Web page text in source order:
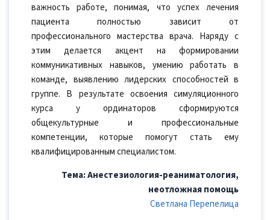
важность работе, понимая, что успех лечения
пациента полностью зависит от
профессионального мастерства врача. Наряду с
этим делается акцент на формировании
коммуникативных навыков, умению работать в
команде, выявлению лидерских способностей в
группе. В результате освоения симуляционного
курса у ординаторов сформируются
общекультурные и профессиональные
компетенции, которые помогут стать ему
квалифицированным специалистом.
Тема: Анестезиология-реаниматология,
неотложная помощь
Светлана Перепелица